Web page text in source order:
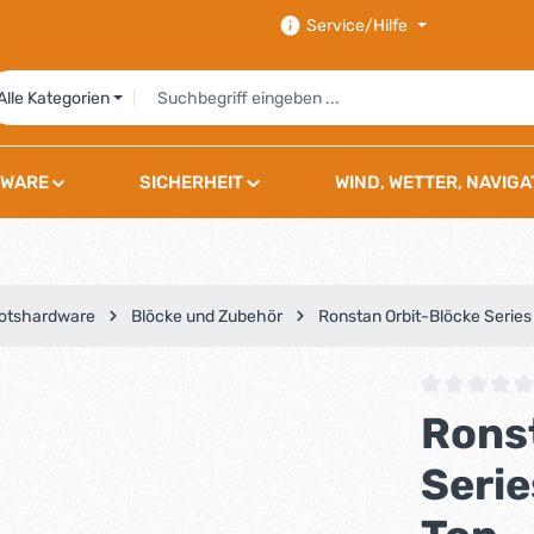
Service/Hilfe
Kategorien
SICHERHEIT WIND, WETTER,
Blöcke und Zubehör Ronstan Orbit-Blöcke